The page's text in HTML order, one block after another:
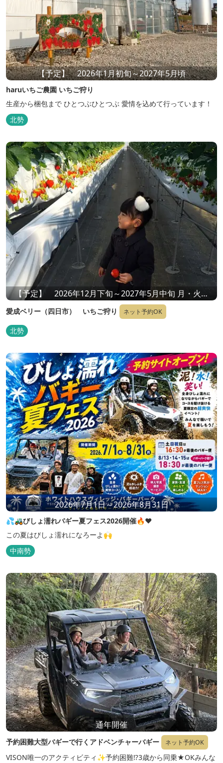
【予定】 2026年1月初旬～2027年5月頃
haruいちご農園 いちご狩り
生産から梱包まで ひとつぶひとつぶ 愛情を込めて行っています！
北勢
【予定】 2026年12月下旬～2027年5月中旬 月・火・
木・金・日曜日 10：00～15：00 土曜日 10：00～
16：00
愛成ベリー（四日市） いちご狩り ネット予約OK
北勢
2026年7月1日～2026年8月31日
💦🚜びしょ濡れバギー夏フェス2026開催🔥❤️
この夏はびしょ濡れになろーよ🙌
中南勢
通年開催
予約困難大型バギーで行くアドベンチャーバギー ネット予約OK
VISON唯一のアクティビティ✨予約困難⁉3歳から同乗★OKみんな